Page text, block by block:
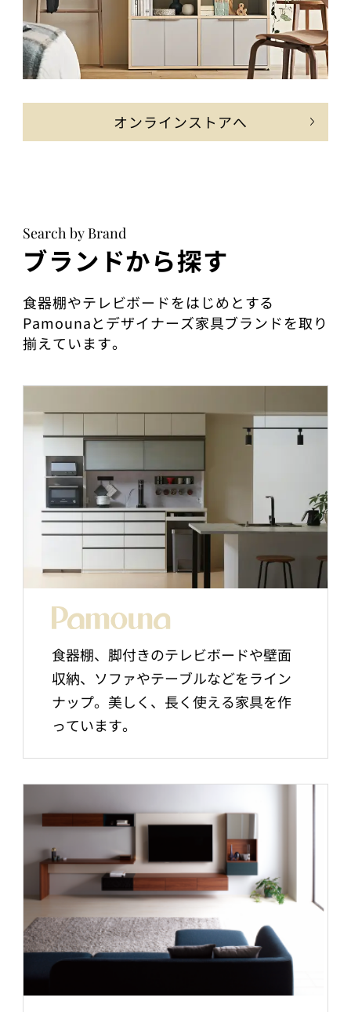
オンラインストアへ
Search by Brand
ブランドから探す
食器棚やテレビボードをはじめとする
Pamounaとデザイナーズ家具ブランドを取り
揃えています。
食器棚、脚付きのテレビボードや壁面
収納、ソファやテーブルなどをライン
ナップ。美しく、長く使える家具を作
っています。